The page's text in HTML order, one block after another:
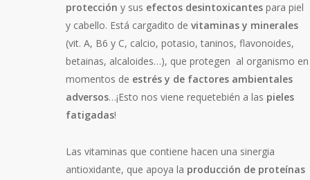
protección y sus efectos desintoxicantes para piel
y cabello. Está cargadito devitaminas y minerales
(vit. A, B6 y C, calcio, potasio, taninos, flavonoides,
betainas, alcaloides…), que protegen al organismo en
momentos de estrés y de factores ambientales
adversos…¡Esto nos viene requetebién a las pieles
fatigadas!
Las vitaminas que contiene hacen una sinergia
antioxidante, que apoya la producción de proteínas